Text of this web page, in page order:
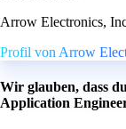
Arrow Electronics,
Profil von Arrow
Wir glauben, dass
Application